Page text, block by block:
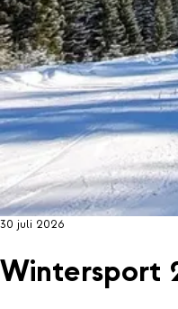
30 juli 2026
Wintersport